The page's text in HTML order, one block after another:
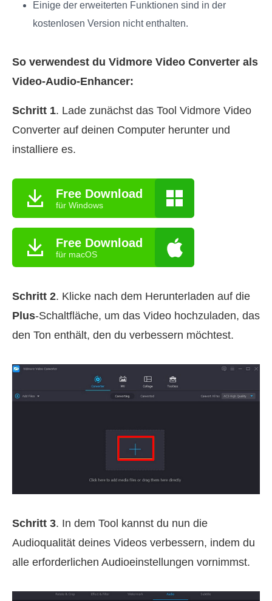
Einige der erweiterten Funktionen sind in der
kostenlosen Version nicht enthalten.
So verwendest du Vidmore Video Converter als
Video-Audio-Enhancer:
Schritt 1. Lade zunächst das Tool Vidmore Video
Converter auf deinen Computer herunter und
installiere es.
Free Download
für Windows
Free Download
für macOS
Schritt 2. Klicke nach dem Herunterladen auf die
Plus-Schaltfläche, um das Video hochzuladen, das
den Ton enthält, den du verbessern möchtest.
Schritt 3. In dem Tool kannst du nun die
Audioqualität deines Videos verbessern, indem du
alle erforderlichen Audioeinstellungen vornimmst.